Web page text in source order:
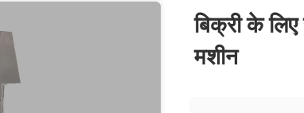
बिक्री के
मशीन